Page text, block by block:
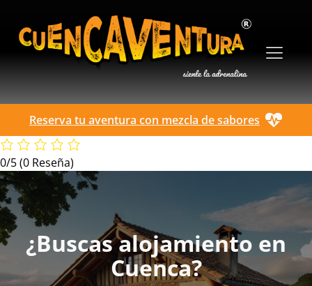
Reserva tu aventura con mezcla de sabores
0/5(0 Reseña)
¿Buscas alojamiento en
Cuenca?